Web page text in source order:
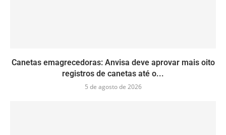
Canetas emagrecedoras: Anvisa deve aprovar mais oito
registros de canetas até o...
5 de agosto de 2026